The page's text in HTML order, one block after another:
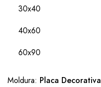
30x40
40x60
60x90
Moldura: Placa Decorativa